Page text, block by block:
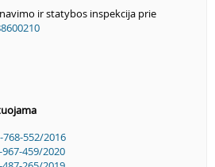
ir statybos inspekcija prie
768-552/2016
967-459/2020